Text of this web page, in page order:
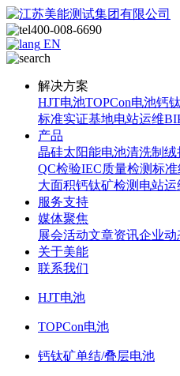
400-008-6690
EN
解决方案
HJT电池TOPCon电池钙
标准实证基地电站运维
产品
晶硅太阳能电池清洗制绒
QC检验IEC质量检测标准
大面积钙钛矿检测 电站
服务支持
媒体聚焦
展会活动文章资讯企业动
关于美能
联系我们
HJT电池
TOPCon电池
钙钛矿单结/叠层电池